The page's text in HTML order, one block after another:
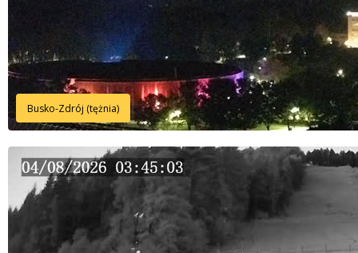
Busko-Zdrój (tężnia)